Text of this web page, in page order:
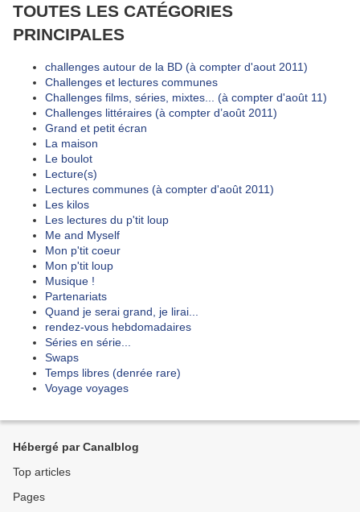
TOUTES LES CATÉGORIES
PRINCIPALES
challenges autour de la BD (à compter d'aout 2011)
Challenges et lectures communes
Challenges films, séries, mixtes... (à compter d'août 11)
Challenges littéraires (à compter d’août 2011)
Grand et petit écran
La maison
Le boulot
Lecture(s)
Lectures communes (à compter d'août 2011)
Les kilos
Les lectures du p'tit loup
Me and Myself
Mon p'tit coeur
Mon p'tit loup
Musique !
Partenariats
Quand je serai grand, je lirai...
rendez-vous hebdomadaires
Séries en série...
Swaps
Temps libres (denrée rare)
Voyage voyages
Hébergé par Canalblog
Top articles
Pages